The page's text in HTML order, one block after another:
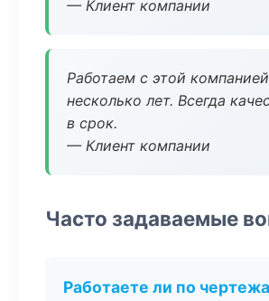
— Клиент компании
Работаем с этой
несколько лет. Всегда
в срок.
— Клиент компании
Часто задаваемые
Работаете ли по